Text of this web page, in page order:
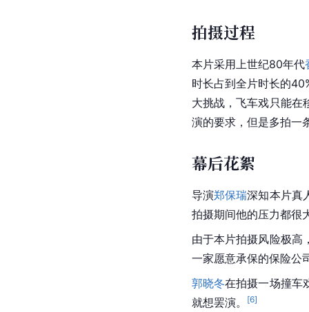
拍摄过程
本片采用上世纪80年代
时长占到全片时长的
大挑战，飞车戏只能在
演的要求，但是多拍一
幕后花絮
导演郑保瑞深知本片真
拍摄期间他的压力都很
由于本片拍摄风险极高
一家愿意承保的保险公
郭晓冬在拍摄一场撞车
就想罢演。
[6]